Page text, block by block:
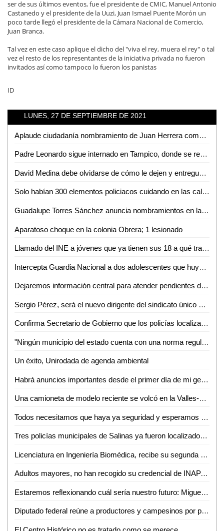
ser de sus últimos eventos, fue el presidente de CMIC, Manuel Antonio
Castanedo y el presidente de la Uuzi, Juan Ismael Puente Morón un
poco tarde llegó el presidente de la Cámara Nacional de Comercio,
Juan Branca.
Tal vez en este caso aplique el dicho del "viva el rey, muera el rey" o tal
vez el resto de los representantes de la iniciativa privada no fueron
invitados así como tampoco lo fueron los panistas
ID
LUNES, 27 DE SEPTIEMBRE DE 2021
Aplaude ciudadanía nombramiento de Juan Herrera como próximo director de la policía municipal
Padre Leonardo sigue internado en Tampico, donde se recupera poco a poco
David Medina debe olvidarse de cómo le dejen y entreguen: Manuel Guerrero
Solo habían 300 elementos policiacos cuidando en las calles: RGC
Guadalupe Torres Sánchez anuncia nombramientos en la Secretaría General de Gobierno
Aparatoso choque en la colonia Obrera; 1 lesionado
Llamado del INE a jóvenes que ya tienen sus 18 a qué tramiten credencial de elector
Intercepta Guardia Nacional a dos adolescentes que huyeron de su domicilio tras ser ‘enganchadas’ en una red social
Dejaremos información central para atender pendientes del ayuntamiento de SLP: Verónica Rodríguez
Sergio Pérez, será el nuevo dirigente del sindicato único de trabajadores del ayuntamiento
Confirma Secretario de Gobierno que los policías localizados, se encuentran en buen estado de salud
"Ningún municipio del estado cuenta con una norma regulatoria sobre el tratamiento de residuos", Eloy Franklyn Sarabia
Un éxito, Unirodada de agenda ambiental
Habrá anuncios importantes desde el primer día de mi gestión: Enrique Galindo
Una camioneta de modelo reciente se volcó en la Valles-Tamazunchale
Todos necesitamos que haya ya seguridad y esperamos que RGC cumpla ese compromiso: Néstor Yañez
Tres policías municipales de Salinas ya fueron localizados: FGE
Licenciatura en Ingeniería Biomédica, recibe su segunda acreditación CIEES
Adultos mayores, no han recogido su credencial de INAPAM, señala director
Estaremos reflexionando cuál sería nuestro futuro: Miguel Lutzow
Diputado federal reúne a productores y campesinos por problemática de agua